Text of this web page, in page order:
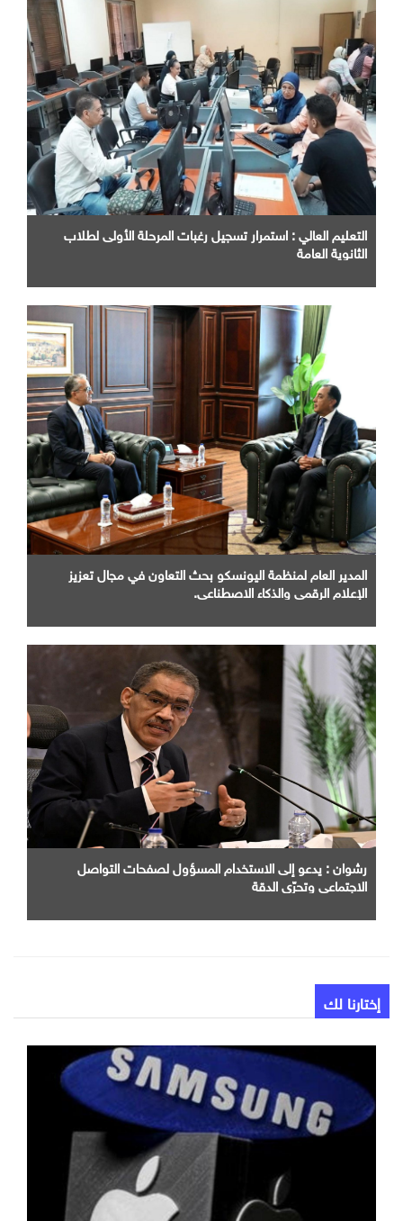
التعليم العالي : استمرار تسجيل رغبات المرحلة الأولى لطلاب
الثانوية العامة
المدير العام لمنظمة اليونسكو بحث التعاون في مجال تعزيز
الإعلام الرقمي والذكاء الاصطناعي.
رشوان : يدعو إلى الاستخدام المسؤول لصفحات التواصل
الاجتماعي وتحرّي الدقة
إختارنا لك